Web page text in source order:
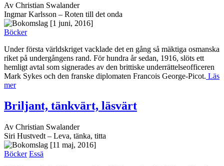
Av Christian Swalander
Ingmar Karlsson – Roten till det onda
[1 juni, 2016]
Böcker
Under första världskriget vacklade det en gång så mäktiga osmanska
riket på undergångens rand. För hundra år sedan, 1916, slöts ett
hemligt avtal som signerades av den brittiske underrättelseofficeren
Mark Sykes och den franske diplomaten Francois George-Picot. Läs
mer
Briljant, tänkvärt, läsvärt
Av Christian Swalander
Siri Hustvedt – Leva, tänka, titta
[11 maj, 2016]
Böcker Essä